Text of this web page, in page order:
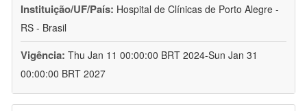
Instituição/UF/País: Hospital de Clínicas de Porto Alegre -
RS - Brasil
Vigência: Thu Jan 11 00:00:00 BRT 2024-Sun Jan 31
00:00:00 BRT 2027